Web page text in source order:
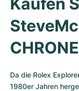
Da die Rolex
1980er Jahren